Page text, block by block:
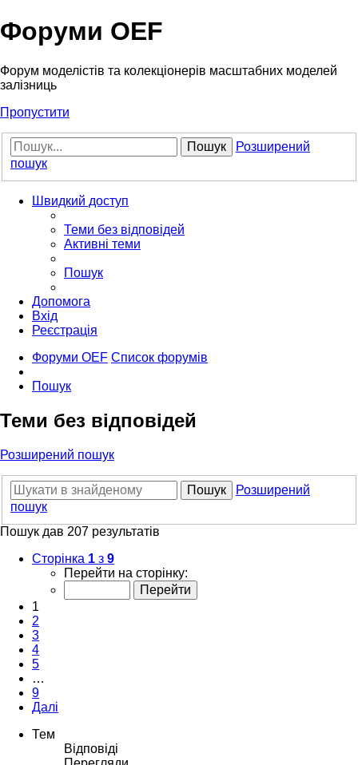
Форуми OEF
Форум моделістів та колекціонерів масштабних моделей
залізниць
Пропустити
Пошук
Розширений
пошук
Швидкий доступ
Теми без відповідей
Активні теми
Пошук
Допомога
Вхід
Реєстрація
Форуми OEF Список форумів
Пошук
Теми без відповідей
Розширений пошук
Пошук
Розширений
пошук
Пошук дав 207 результатів
Сторінка 1 з 9
Перейти на сторінку:
1
2
3
4
5
…
9
Далі
Тем
Відповіді